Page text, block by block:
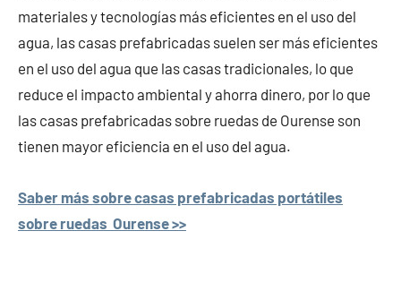
materiales y tecnologías más eficientes en el uso del
agua, las casas prefabricadas suelen ser más eficientes
en el uso del agua que las casas tradicionales, lo que
reduce el impacto ambiental y ahorra dinero, por lo que
las casas prefabricadas sobre ruedas de Ourense son
tienen mayor eficiencia en el uso del agua.
Saber más sobre casas prefabricadas portátiles
sobre ruedas Ourense >>